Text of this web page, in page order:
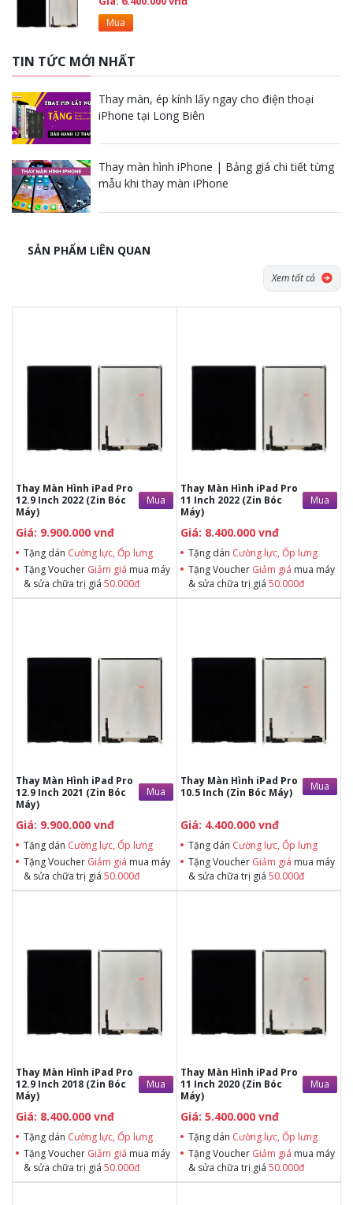
Mua
TIN TỨC MỚI NHẤT
Thay màn, ép kính lấy ngay cho điện thoại
iPhone tại Long Biên
Thay màn hình iPhone | Bảng giá chi tiết từng
mẫu khi thay màn iPhone
SẢN PHẨM LIÊN QUAN
Xem tất cả
Thay Màn Hình iPad Pro
12.9 Inch 2022 (Zin Bóc
Máy)
Mua
Giá: 9.900.000 vnđ
Tặng dán Cường lực, Ốp lưng
Tặng Voucher Giảm giá mua máy
& sửa chữa trị giá 50.000đ
Tặng dán Cường lực, Ốp lưng khi
Tặng Voucher Giảm giá mua máy
Tặng Voucher Giảm giá mua máy
& sửa chữa trị giá 50.000đ
Thay Màn Hình iPad Pro
11 Inch 2022 (Zin Bóc
Máy)
Mua
Giá: 8.400.000 vnđ
Tặng dán Cường lực, Ốp lưng
Tặng Voucher Giảm giá mua máy
& sửa chữa trị giá 50.000đ
Tặng dán Cường lực, Ốp lưng khi
Tặng Voucher Giảm giá mua máy
Tặng Voucher Giảm giá mua máy
& sửa chữa trị giá 50.000đ
Thay Màn Hình iPad Pro
12.9 Inch 2021 (Zin Bóc
Máy)
Mua
Giá: 9.900.000 vnđ
Tặng dán Cường lực, Ốp lưng
Tặng Voucher Giảm giá mua máy
& sửa chữa trị giá 50.000đ
Tặng dán Cường lực, Ốp lưng khi
Tặng Voucher Giảm giá mua máy
Tặng Voucher Giảm giá mua máy
& sửa chữa trị giá 50.000đ
Thay Màn Hình iPad Pro
10.5 Inch (Zin Bóc Máy)
Mua
Giá: 4.400.000 vnđ
Tặng dán Cường lực, Ốp lưng
Tặng Voucher Giảm giá mua máy
& sửa chữa trị giá 50.000đ
Tặng dán Cường lực, Ốp lưng khi
Tặng Voucher Giảm giá mua máy
Tặng Voucher Giảm giá mua máy
& sửa chữa trị giá 50.000đ
Thay Màn Hình iPad Pro
12.9 Inch 2018 (Zin Bóc
Máy)
Mua
Giá: 8.400.000 vnđ
Tặng dán Cường lực, Ốp lưng
Tặng Voucher Giảm giá mua máy
& sửa chữa trị giá 50.000đ
Tặng dán Cường lực, Ốp lưng khi
Tặng Voucher Giảm giá mua máy
Tặng Voucher Giảm giá mua máy
& sửa chữa trị giá 50.000đ
Thay Màn Hình iPad Pro
11 Inch 2020 (Zin Bóc
Máy)
Mua
Giá: 5.400.000 vnđ
Tặng dán Cường lực, Ốp lưng
Tặng Voucher Giảm giá mua máy
& sửa chữa trị giá 50.000đ
Tặng dán Cường lực, Ốp lưng khi
Tặng Voucher Giảm giá mua máy
Tặng Voucher Giảm giá mua máy
& sửa chữa trị giá 50.000đ